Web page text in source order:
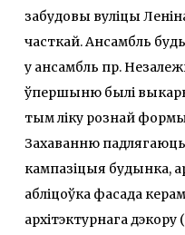
забудовы вуліцы
часткай. Ансамбль
у ансамбль пр.
ўпершыню былі
тым ліку рознай
Захаванню
кампазіцыя будынка,
абліцоўка фасада
архітэктурнага дэкору